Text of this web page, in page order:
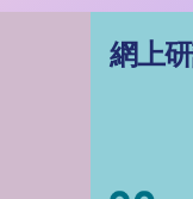
網上